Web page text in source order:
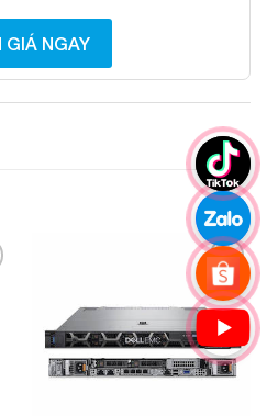
GIÁ NGAY
Add to
Wishlist